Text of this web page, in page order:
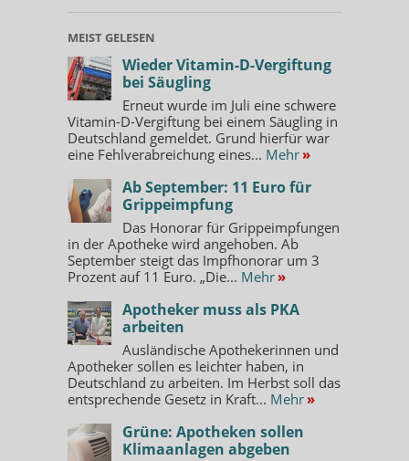
MEIST GELESEN
Wieder Vitamin-D-Vergiftung
bei Säugling
Erneut wurde im Juli eine schwere
Vitamin-D-Vergiftung bei einem Säugling in
Deutschland gemeldet. Grund hierfür war
eine Fehlverabreichung eines... Mehr »
Ab September: 11 Euro für
Grippeimpfung
Das Honorar für Grippeimpfungen
in der Apotheke wird angehoben. Ab
September steigt das Impfhonorar um 3
Prozent auf 11 Euro. „Die... Mehr »
Apotheker muss als PKA
arbeiten
Ausländische Apothekerinnen und
Apotheker sollen es leichter haben, in
Deutschland zu arbeiten. Im Herbst soll das
entsprechende Gesetz in Kraft... Mehr »
Grüne: Apotheken sollen
Klimaanlagen abgeben